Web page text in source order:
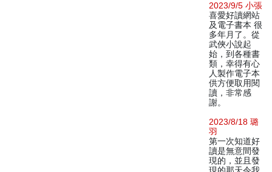
2023/9/5 小張
喜愛好讀網站
及電子書本 很
多年月了。從
武俠小說起
始，到各種書
類，幸得有心
人製作電子本
供方便取用閱
讀，非常感
謝。
2023/8/18 璐
羽
第一次知道好
讀是無意間發
現的，並且發